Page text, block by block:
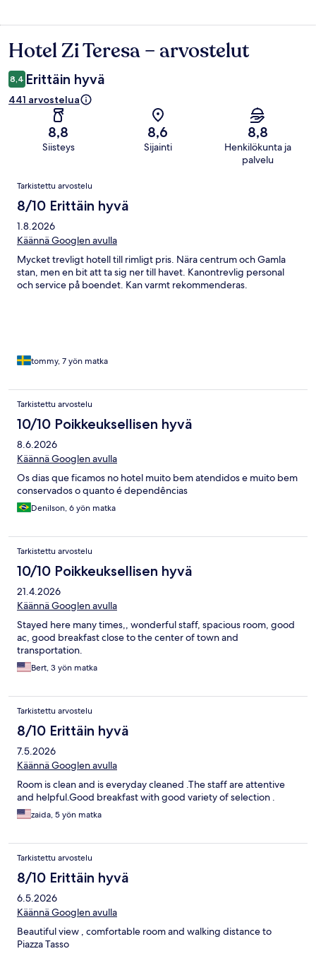
Arvostelut
Hotel Zi Teresa – arvostelut
8,4 Erittäin hyvä
441 arvostelua
8,8
Siisteys
8,6
Sijainti
8,8
Henkilökunta ja
palvelu
Arvostelut
Tarkistettu arvostelu
8/10 Erittäin hyvä
1.8.2026
Käännä Googlen avulla
Mycket trevligt hotell till rimligt pris. Nära centrum och Gamla
stan, men en bit att ta sig ner till havet. Kanontrevlig personal
och service på boendet. Kan varmt rekommenderas.
tommy, 7 yön matka
Tarkistettu arvostelu
10/10 Poikkeuksellisen hyvä
8.6.2026
Käännä Googlen avulla
Os dias que ficamos no hotel muito bem atendidos e muito bem
conservados o quanto é dependências
Denilson, 6 yön matka
Tarkistettu arvostelu
10/10 Poikkeuksellisen hyvä
21.4.2026
Käännä Googlen avulla
Stayed here many times,, wonderful staff, spacious room, good
ac, good breakfast close to the center of town and
transportation.
Bert, 3 yön matka
Tarkistettu arvostelu
8/10 Erittäin hyvä
7.5.2026
Käännä Googlen avulla
Room is clean and is everyday cleaned .The staff are attentive
and helpful.Good breakfast with good variety of selection .
zaida, 5 yön matka
Tarkistettu arvostelu
8/10 Erittäin hyvä
6.5.2026
Käännä Googlen avulla
Beautiful view , comfortable room and walking distance to
Piazza Tasso